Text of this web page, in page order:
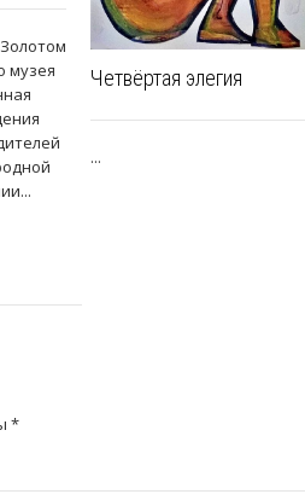
музея
Четвёртая элегия
...
*